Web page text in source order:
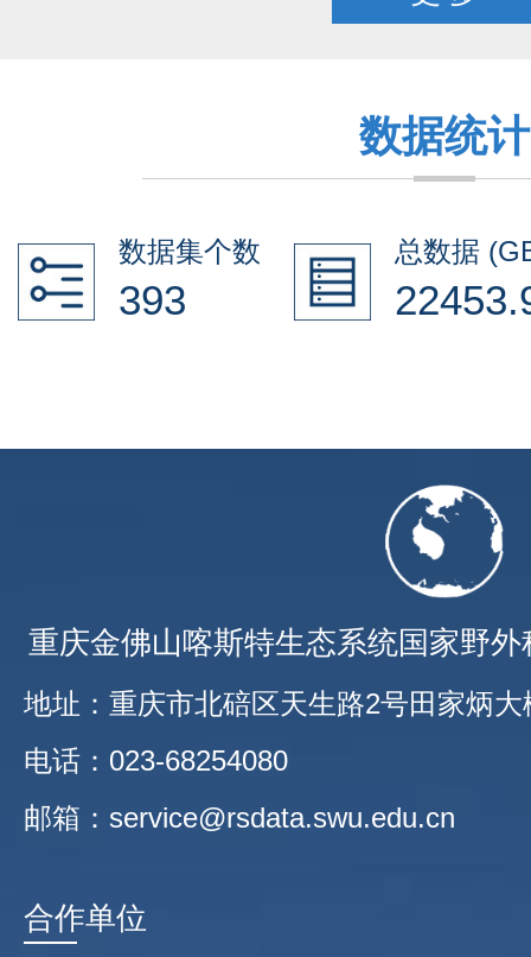
数据统计
数据集个数
393
总数据
重庆金佛山喀斯特生态系统国家野
地址：重庆市北碚区天生路2号田家炳大
电话：023-68254080
邮箱：service@rsdata.swu.edu.cn
合作单位